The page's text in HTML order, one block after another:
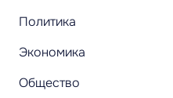
Политика
Экономика
Общество